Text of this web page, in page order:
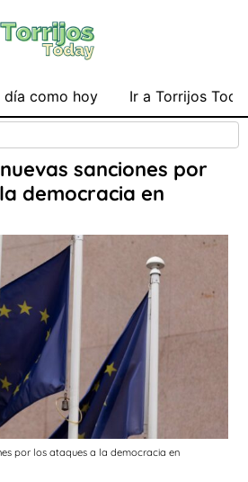
día como hoy Ir a Torrijos
sanciones por
democracia en
por los ataques a la democracia en